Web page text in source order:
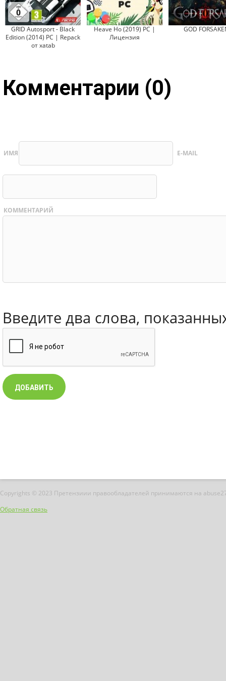
GRID Autosport - Black
Edition (2014) PC | Repack
от xatab
Heave Ho (2019) PC |
Лицензия
GOD
Комментарии (0)
ИМЯ E-MAIL
КОММЕНТАРИЙ
Введите два слова,
Copyrights © 2023 Претензиии правообладателей принимаются на
Обратная связь